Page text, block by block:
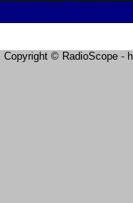
Copyright © RadioScope -